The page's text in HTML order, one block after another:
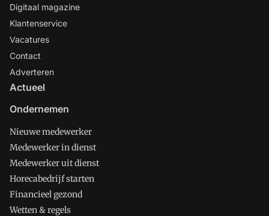
Digitaal magazine
Klantenservice
Vacatures
Contact
Adverteren
Actueel
Ondernemen
Nieuwe medewerker
Medewerker in dienst
Medewerker uit dienst
Horecabedrijf starten
Financieel gezond
Wetten & regels